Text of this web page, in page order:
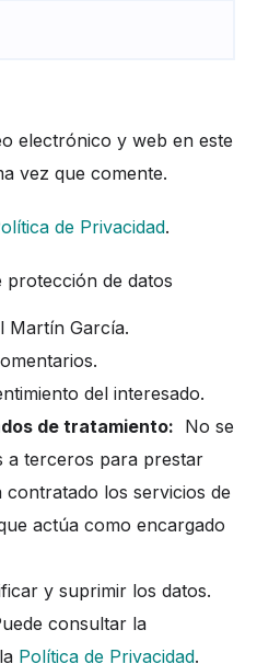
electrónico y web en este
vez que comente.
de Privacidad.
de datos
Martín García.
del interesado.
de tratamiento: No se
a terceros para prestar
los servicios de
actúa como encargado
y suprimir los datos.
consultar la
Política de Privacidad.